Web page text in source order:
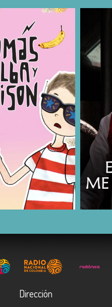
Dirección